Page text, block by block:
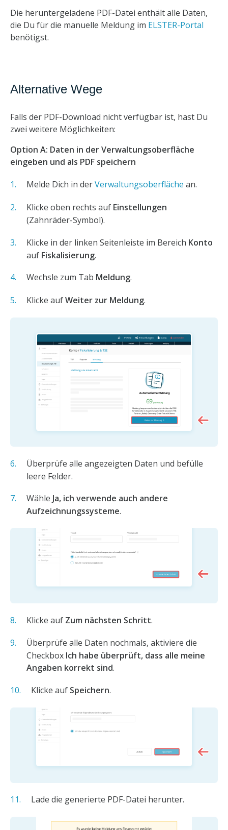
Die heruntergeladene PDF-Datei enthält alle Daten,
die Du für die manuelle Meldung im ELSTER-Portal
benötigst.
Alternative Wege
Falls der PDF-Download nicht verfügbar ist, hast Du
zwei weitere Möglichkeiten:
Option A: Daten in der Verwaltungsoberfläche
eingeben und als PDF speichern
Melde Dich in derVerwaltungsoberfläche an.
Klicke oben rechts auf Einstellungen
(Zahnräder-Symbol).
Klicke in der linken Seitenleiste im Bereich Konto
auf Fiskalisierung.
Wechsle zum Tab Meldung.
Klicke aufWeiter zur Meldung.
Überprüfe alle angezeigten Daten und befülle
leere Felder.
Wähle Ja, ich verwende auch andere
Aufzeichnungssysteme.
Klicke auf Zum nächsten Schritt.
Überprüfe alle Daten nochmals, aktiviere die
Checkbox Ich habe überprüft, dass alle meine
Angaben korrekt sind.
Klicke auf Speichern.
Lade die generierte PDF-Datei herunter.